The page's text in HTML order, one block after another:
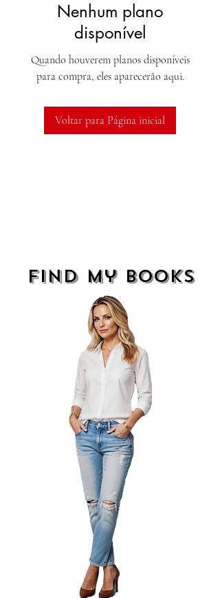
Nenhum plano
disponível
Quando houverem planos disponíveis
para compra, eles aparecerão aqui.
Voltar para Página inicial
find my books